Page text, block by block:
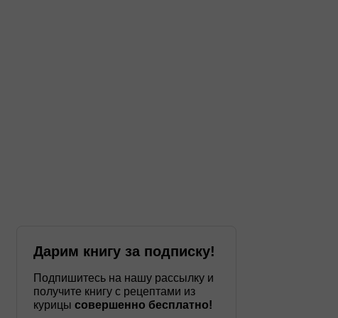
Дарим книгу за подписку!
Подпишитесь на нашу рассылку и
получите книгу с рецептами из
курицы совершенно бесплатно!